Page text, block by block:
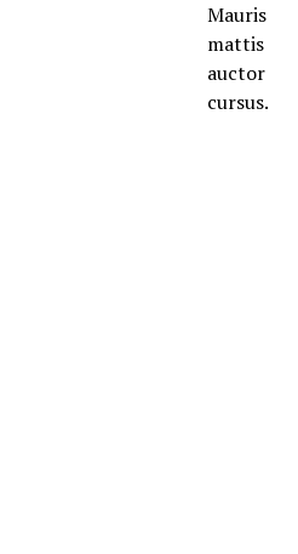
Mauris
mattis
auctor
cursus.